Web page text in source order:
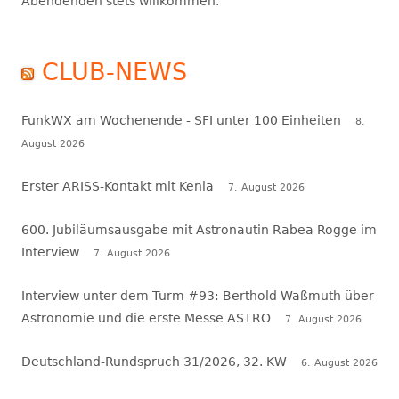
CLUB-NEWS
FunkWX am Wochenende - SFI unter 100 Einheiten
8.
August 2026
Erster ARISS-Kontakt mit Kenia 7. August 2026
600. Jubiläumsausgabe mit Astronautin Rabea Rogge im
Interview
7. August 2026
Interview unter dem Turm #93: Berthold Waßmuth über
Astronomie und die erste Messe ASTRO
7. August 2026
Deutschland-Rundspruch 31/2026, 32. KW 6. August 2026